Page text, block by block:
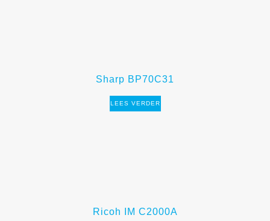
Sharp BP70C31
LEES VERDER
Ricoh IM C2000A